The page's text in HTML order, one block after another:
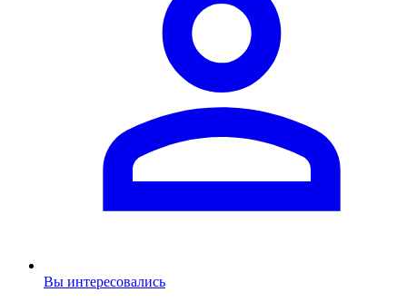
Вы интересовались